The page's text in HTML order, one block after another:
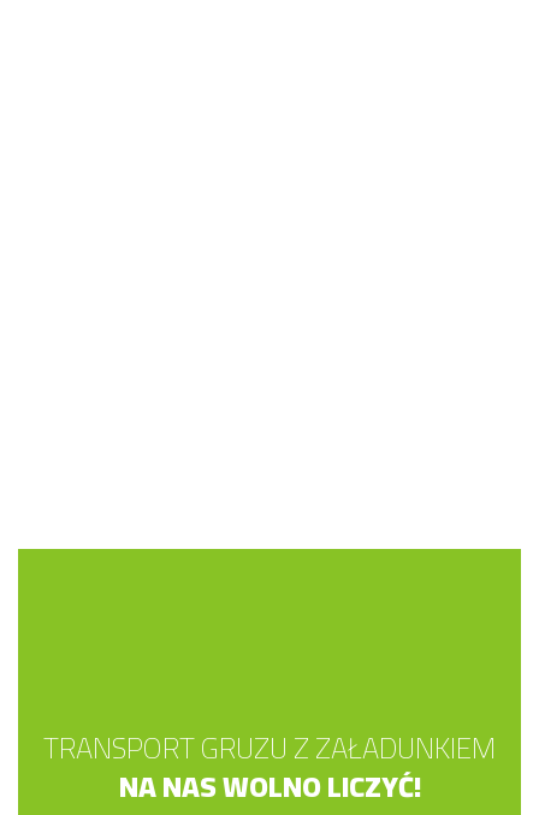
TRANSPORT GRUZU Z ZAŁADUNKIEM
NA NAS WOLNO LICZYĆ!